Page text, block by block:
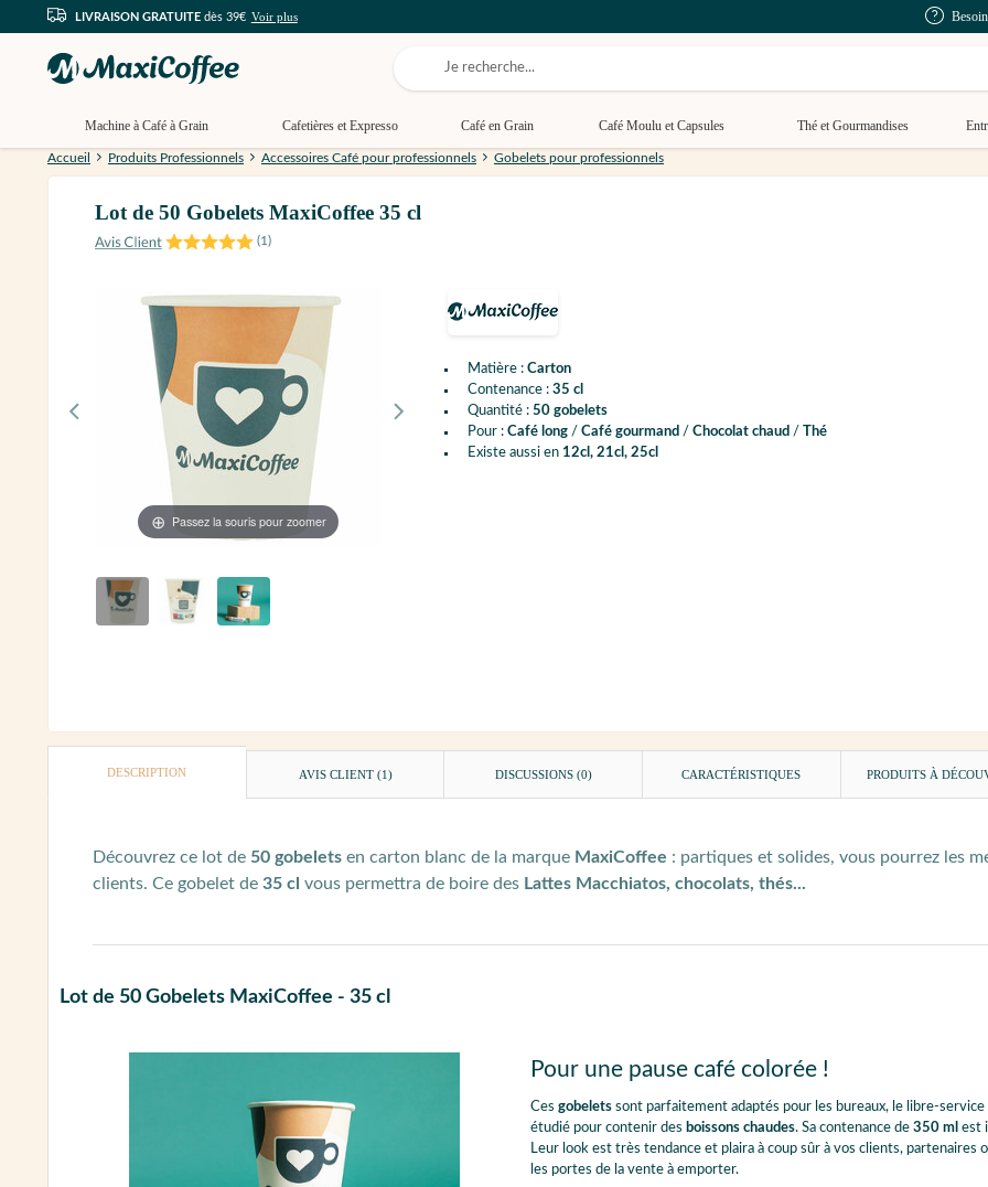
LIVRAISON GRATUITE dès 39€ Voir plus
Machine à Café à Grain Cafetières et Expresso Café en Grain Café Moulu et Capsules Thé et Gourmandises
Accueil Produits Professionnels Accessoires Café pour professionnels Gobelets pour professionnels
Lot de 50 Gobelets MaxiCoffee 35 cl
(1)
Passez la souris pour zoomer
Matière : Carton
Contenance : 35 cl
Quantité : 50 gobelets
Pour : Café long / Café gourmand / Chocolat chaud /
Thé
Existe aussi en 12cl, 21cl, 25cl
DESCRIPTION AVIS CLIENT (1) DISCUSSIONS (0) CARACTÉRISTIQUES PRODUITS À
Découvrez ce lot de 50 gobelets en carton blanc de la marque MaxiCoffee : partiques et solides, vous pourrez les
clients. Ce gobelet de 35 cl vous permettra de boire des Lattes Macchiatos, chocolats, thés...
Lot de 50 Gobelets MaxiCoffee - 35 cl
Pour une pause café colorée !
Ces gobeletssont parfaitement adaptés pour les bureaux, le libre-
étudié pour contenir des boissons chaudes. Sa contenance de 350 ml est
Leur look est très tendance et plaira à coup sûr à vos clients, partenaires
les portes de la vente à emporter.